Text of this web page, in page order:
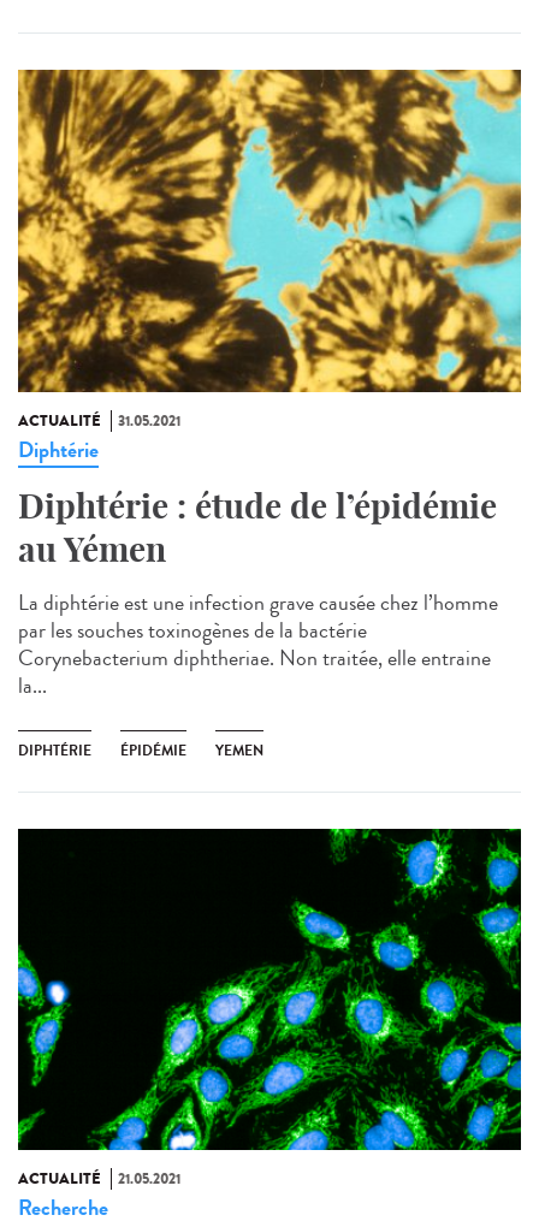
ACTUALITÉ 31.05.2021
Diphtérie
Diphtérie : étude de l’épidémie
au Yémen
La diphtérie est une infection grave causée chez l’homme
par les souches toxinogènes de la bactérie
Corynebacterium diphtheriae. Non traitée, elle entraine
la...
DIPHTÉRIE ÉPIDÉMIE YEMEN
ACTUALITÉ 21.05.2021
Recherche